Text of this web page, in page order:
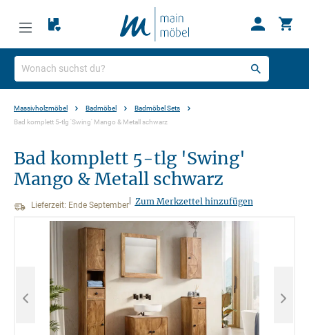
Massivholzmöbel Badmöbel
Badmöbel Sets
Bad komplett 5-tlg 'Swing' Mango & Metall schwarz
Bad komplett 5-tlg 'Swing'
Mango & Metall schwarz
Lieferzeit: Ende September Zum Merkzettel hinzufügen
Bildergalerie überspringen